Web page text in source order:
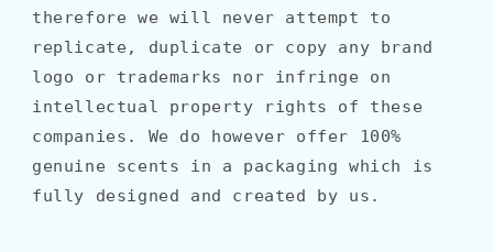
therefore we will never attempt to
replicate, duplicate or copy any brand
logo or trademarks nor infringe on
intellectual property rights of these
companies. We do however offer 100%
genuine scents in a packaging which is
fully designed and created by us.